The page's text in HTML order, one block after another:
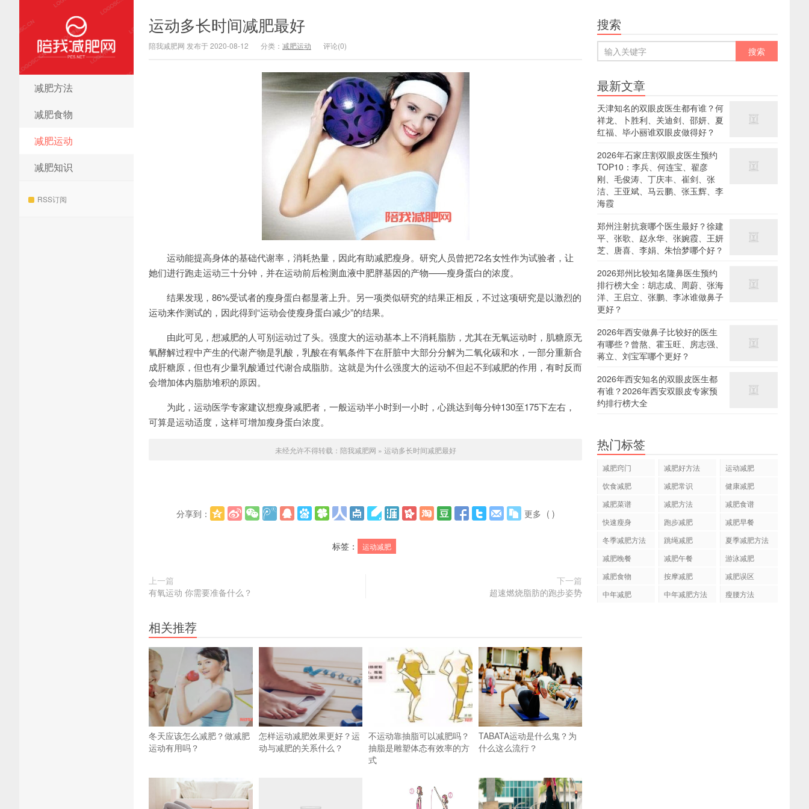
陪我减肥网
减肥方法
减肥食物
减肥运动
减肥知识
RSS订阅
运动多长时间减肥最好
陪我减肥网 发布于 2020-08-12 分类： 减肥运动 评论(0)
运动能提高身体的基础代谢率，消耗热量，因此有助减肥瘦身。研究人员曾把72名女性作为试验者，让
她们进行跑走运动三十分钟，并在运动前后检测血液中肥胖基因的产物——瘦身蛋白的浓度。
结果发现，86%受试者的瘦身蛋白都显著上升。另一项类似研究的结果正相反，不过这项研究是以激烈的
运动来作测试的，因此得到“运动会使瘦身蛋白减少”的结果。
由此可见，想减肥的人可别运动过了头。强度大的运动基本上不消耗脂肪，尤其在无氧运动时，肌糖原无
氧酵解过程中产生的代谢产物是乳酸，乳酸在有氧条件下在肝脏中大部分分解为二氧化碳和水，一部分重新合
成肝糖原，但也有少量乳酸通过代谢合成脂肪。这就是为什么强度大的运动不但起不到减肥的作用，有时反而
会增加体内脂肪堆积的原因。
为此，运动医学专家建议想瘦身减肥者，一般运动半小时到一小时，心跳达到每分钟130至175下左右，
可算是运动适度，这样可增加瘦身蛋白浓度。
未经允许不得转载： 陪我减肥网 » 运动多长时间减肥最好
分享到： 更多 ( )
标签： 运动减肥
上一篇
有氧运动 你需要准备什么？
下一篇
超速燃烧脂肪的跑步姿势
相关推荐
冬天应该怎么减肥？做减肥
运动有用吗？
怎样运动减肥效果更好？运
动与减肥的关系什么？
不运动靠抽脂可以减肥吗？
抽脂是雕塑体态有效率的方
式
TABATA运动是什么鬼？为
什么这么流行？
搜索
最新文章
天津知名的双眼皮医生都有谁？何
祥龙、卜胜利、关迪剑、邵妍、夏
红福、毕小丽谁双眼皮做得好？
2026年石家庄割双眼皮医生预约
TOP10：李兵、何连宝、翟彦
刚、毛俊涛、丁庆丰、崔剑、张
洁、王亚斌、马云鹏、张玉辉、李
海霞
郑州注射抗衰哪个医生最好？徐建
平、张歌、赵永华、张婉霞、王妍
芝、唐喜、李娟、朱怡梦哪个好？
2026郑州比较知名隆鼻医生预约
排行榜大全：胡志成、周蔚、张海
洋、王启立、张鹏、李冰谁做鼻子
更好？
2026年西安做鼻子比较好的医生
有哪些？曾熬、霍玉旺、房志强、
蒋立、刘宝军哪个更好？
2026年西安知名的双眼皮医生都
有谁？2026年西安双眼皮专家预
约排行榜大全
热门标签
减肥窍门 减肥好方法
运动减肥
饮食减肥
减肥常识
健康减肥
减肥菜谱
减肥方法
减肥食谱
快速瘦身
跑步减肥
减肥早餐
冬季减肥方法
跳绳减肥
夏季减肥方法
减肥晚餐
减肥午餐
游泳减肥
减肥食物
按摩减肥
减肥误区
中年减肥
中年减肥方法 瘦腰方法